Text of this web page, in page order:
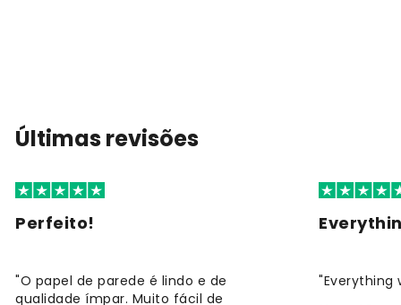
Últimas revisões
Perfeito!
"O papel de parede é lindo e de
qualidade ímpar. Muito fácil de
"Everything